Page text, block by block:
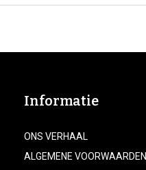
Informatie
ONS VERHAAL
ALGEMENE VOORWAARDEN